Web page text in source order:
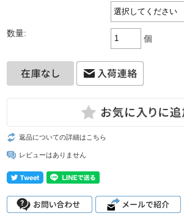
数量:
個
返品についての詳細はこちら
レビューはありません